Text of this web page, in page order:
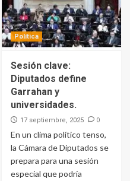
Política
Sesión clave:
Diputados define
Garrahan y
universidades.
17 septiembre, 2025 0
En un clima político tenso,
la Cámara de Diputados se
prepara para una sesión
especial que podría